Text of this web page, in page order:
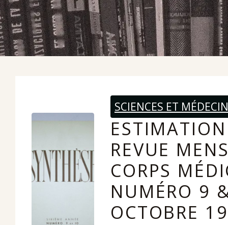
SCIENCES ET
REVUE
CORPS
NUMÉRO 9
OCTOBRE